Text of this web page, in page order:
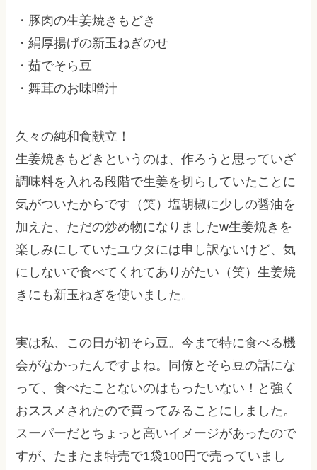
・豚肉の生姜焼きもどき
・絹厚揚げの新玉ねぎのせ
・茹でそら豆
・舞茸のお味噌汁
久々の純和食献立！
生姜焼きもどきというのは、作ろうと思っていざ
調味料を入れる段階で生姜を切らしていたことに
気がついたからです（笑）塩胡椒に少しの醤油を
加えた、ただの炒め物になりましたw生姜焼きを
楽しみにしていたユウタには申し訳ないけど、気
にしないで食べてくれてありがたい（笑）生姜焼
きにも新玉ねぎを使いました。
実は私、この日が初そら豆。今まで特に食べる機
会がなかったんですよね。同僚とそら豆の話にな
って、食べたことないのはもったいない！と強く
おススメされたので買ってみることにしました。
スーパーだとちょっと高いイメージがあったので
すが、たまたま特売で1袋100円で売っていまし